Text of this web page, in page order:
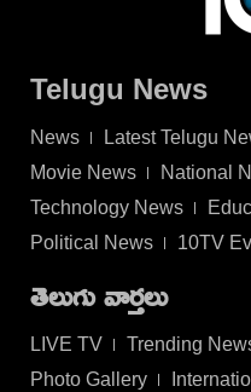
Telugu News
News Latest Telugu
Movie News
National
Technology News
Political News
10TV
తెలుగు వార్తలు
LIVE TV Trending
Photo Gallery